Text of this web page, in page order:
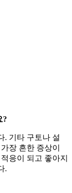
?
. 기타 구토나 설
장 흔한 증상이
응이 되고 좋아지
.